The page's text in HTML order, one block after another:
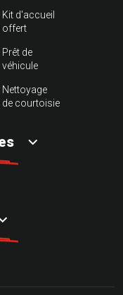
Kit d'accueil
offert
Prêt de
véhicule
Nettoyage
de courtoisie